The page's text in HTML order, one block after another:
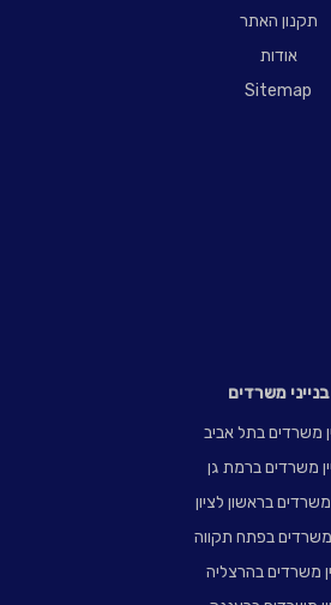
תקנון האתר
אודות
Sitemap
בנייני משרדים
משרדים בתל אביב
משרדים ברמת גן
משרדים בראשון לציון
משרדים בפתח תקווה
משרדים בהרצליה